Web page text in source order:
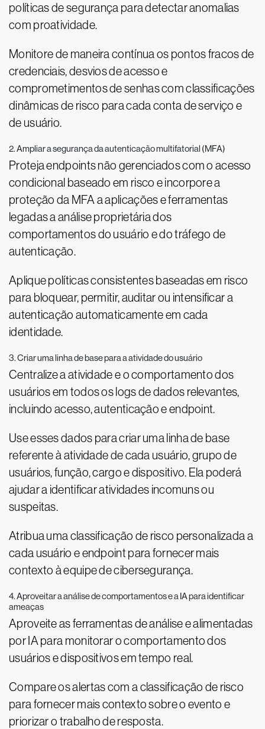
políticas de segurança para detectar anomalias
com proatividade.
Monitore de maneira contínua os pontos fracos de
credenciais, desvios de acesso e
comprometimentos de senhas com classificações
dinâmicas de risco para cada conta de serviço e
de usuário.
2. Ampliar a segurança da autenticação multifatorial (MFA)
Proteja endpoints não gerenciados com o acesso
condicional baseado em risco e incorpore a
proteção da MFA a aplicações e ferramentas
legadas a análise proprietária dos
comportamentos do usuário e do tráfego de
autenticação.
Aplique políticas consistentes baseadas em risco
para bloquear, permitir, auditar ou intensificar a
autenticação automaticamente em cada
identidade.
3. Criar uma linha de base para a atividade do usuário
Centralize a atividade e o comportamento dos
usuários em todos os logs de dados relevantes,
incluindo acesso, autenticação e endpoint.
Use esses dados para criar uma linha de base
referente à atividade de cada usuário, grupo de
usuários, função, cargo e dispositivo. Ela poderá
ajudar a identificar atividades incomuns ou
suspeitas.
Atribua uma classificação de risco personalizada a
cada usuário e endpoint para fornecer mais
contexto à equipe de cibersegurança.
4. Aproveitar a análise de comportamentos e a IA para identificar
ameaças
Aproveite as ferramentas de análise e alimentadas
por IA para monitorar o comportamento dos
usuários e dispositivos em tempo real.
Compare os alertas com a classificação de risco
para fornecer mais contexto sobre o evento e
priorizar o trabalho de resposta.